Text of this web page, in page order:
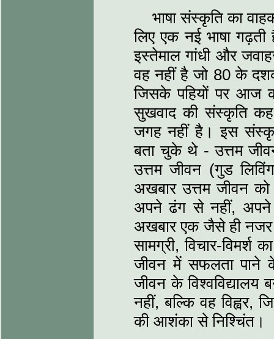
भाषा संस्कृति का
लिए एक नई भाषा
इस्तेमाल गांधी और
वह नहीं है जो 80 के
जिसके पहियों पर आज
सुखवाद की संस्कृति
जगह नहीं है। इस
बता चुके थे - उत्तम
उत्तम जीवन (गुड
अखबार उत्तम जीवन
अपने ढंग से नहीं,
अखबार एक जैसे ही
सामग्री, विचार-विमर्श
जीवन में सफलता पाने
जीवन के
नहीं, बल्कि वह
की आशंका से निश्चिंत।